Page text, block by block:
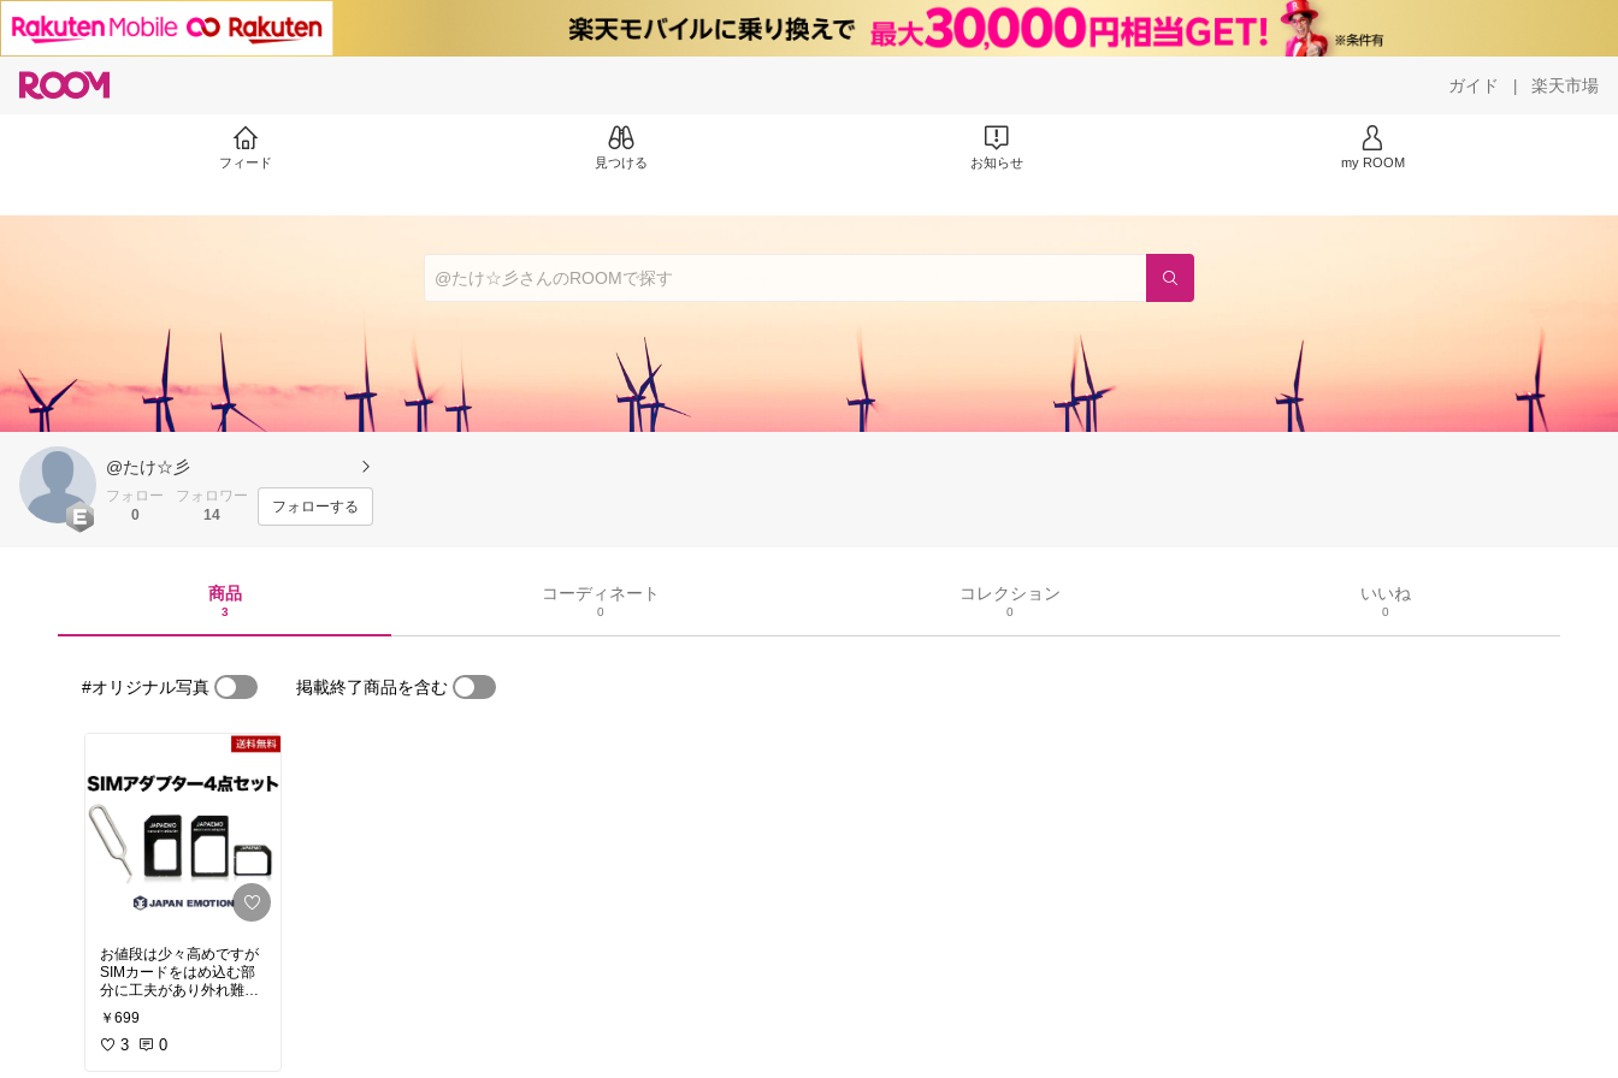
ガイド | 楽天市場
フィード 見つける お知らせ my ROOM
@たけ☆彡
フォロー
0
フォロワー
14
フォローする
商品
3
コーディネート
0
コレクション
0
いいね
0
#オリジナル写真 掲載終了商品を含む
お値段は少々高めですが
SIMカードをはめ込む部
分に工夫があり外れ難く
なっています。
数量限定ですがオマケで
ホルダーも付いてくるの
￥699
3 0